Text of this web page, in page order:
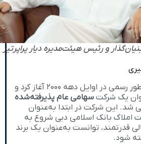
و رئیس هیئت‌مدیره دیار پراپرتیز
دیار فعالیت خود را به‌طور رسمی در اوایل دهه ۲۰۰۰ آغاز کرد و
یک شرکت سهامی عام پذیرفته‌شده
شد. این شرکت در ابتدا به‌عنوان
املاک بانک اسلامی دبی شروع به
قدرتمند، توانست به‌عنوان یک برند
شود.